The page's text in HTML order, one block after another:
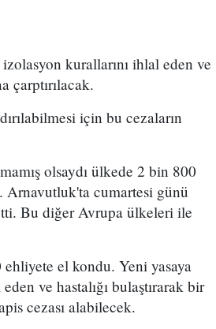
kurallarını ihlal eden ve
çarptırılacak.
için bu cezaların
olsaydı ülkede 2 bin 800
Arnavutluk'ta cumartesi günü
Bu diğer Avrupa ülkeleri ile
el kondu. Yeni yasaya
ve hastalığı bulaştırarak bir
cezası alabilecek.